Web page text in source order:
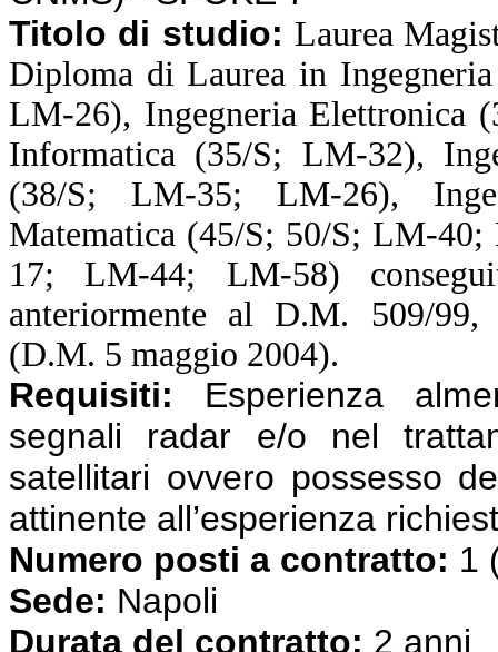
Titolo di studio: Laurea
Diploma di Laurea in
LM-26), Ingegneria Elettronica
Informatica (35/S; LM-32),
(38/S; LM-35; LM-26),
Matematica (45/S; 50/S; LM-
17; LM-44; LM-58)
anteriormente al D.M. 509/99,
(D.M. 5 maggio 2004).
Requisiti: Esperienza
segnali radar e/o nel
satellitari ovvero possesso
attinente all’esperienza
Numero posti a contratto: 1
Sede: Napoli
Durata del contratto: 2 anni